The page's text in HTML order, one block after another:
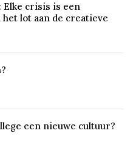
Elke crisis is een
het lot aan de creatieve
een nieuwe cultuur?